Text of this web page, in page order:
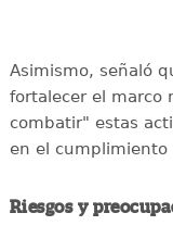
Asimismo, señaló
fortalecer el marco
combatir" estas
en el cumplimiento
Riesgos y